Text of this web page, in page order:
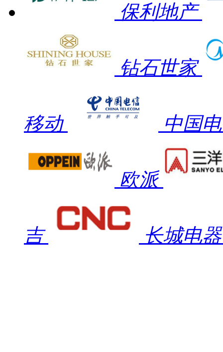
保利地产
钻石世家
移动 中国
欧派
吉 长城电器